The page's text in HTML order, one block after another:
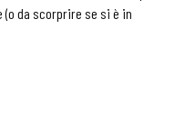
(o da scorprire se si è in